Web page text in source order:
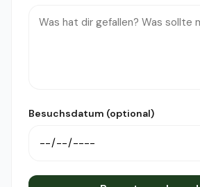
Besuchsdatum (optional)